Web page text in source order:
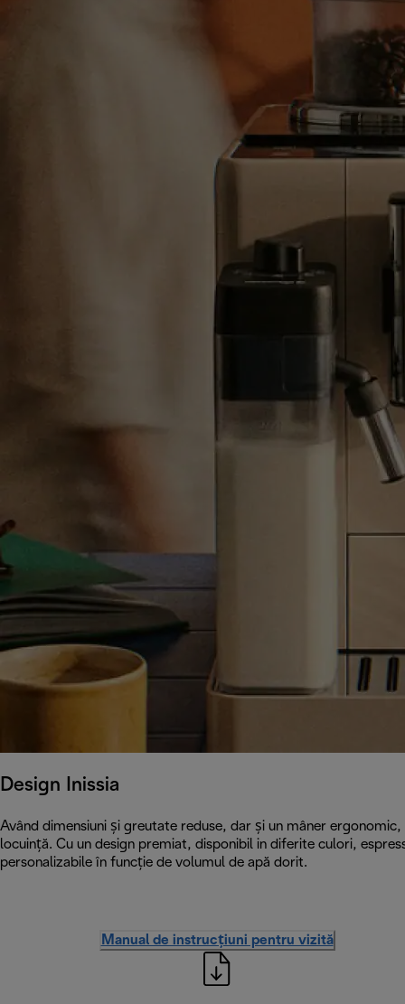
Design Inissia
Având dimensiuni și greutate reduse, dar și un mâner
locuință. Cu un design premiat, disponibil in diferite culori,
personalizabile în funcție de volumul de apă dorit.
Manual de instrucțiuni pentru vizită